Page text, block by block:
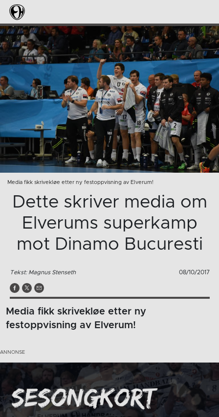
Media fikk skrivekløe etter ny festoppvisning av Elverum!
Dette skriver media om
Elverums superkamp
mot Dinamo Bucuresti
Tekst: Magnus Stenseth 08/10/2017
Media fikk skrivekløe etter ny
festoppvisning av Elverum!